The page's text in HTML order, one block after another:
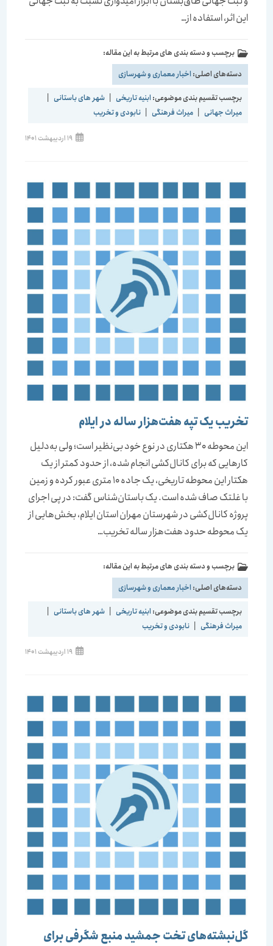
این اثر، استفاده از…
برچسب و دسته بندی های مرتبط به این مقاله:
دسته‌های اصلی:اخبار معماری و شهرسازی
برچسب تقسیم بندی موضوعی:ابنیه تاریخی | شهر های باستانی |
میراث جهانی | میراث فرهنگی | نابودی و تخریب
نوشته
منتشر
19 اردیبهشت 1401
تخریب یک تپه هفت‌هزار ساله در ایلام
این محوطه 30 هکتاری در نوع خود بی‌نظیر است؛ ولی به‌دلیل
کارهایی که برای کانال‌کشی انجام شده، از حدود کمتر از یک
هکتار این محوطه تاریخی، یک جاده 10 متری عبور کرده و زمین
با غلتک صاف شده است. یک باستان‌شناس گفت: در پی اجرای
پروژه کانال‌کشی در شهرستان مهران استان ایلام، بخش‌هایی از
یک محوطه حدود هفت‌هزار ساله تخریب…
برچسب و دسته بندی های مرتبط به این مقاله:
دسته‌های اصلی:اخبار معماری و شهرسازی
برچسب تقسیم بندی موضوعی:ابنیه تاریخی | شهر های باستانی |
میراث فرهنگی | نابودی و تخریب
نوشته
منتشر
19 اردیبهشت 1401
گل‌نبشته‌های تخت جمشید منبع شگرفی برای